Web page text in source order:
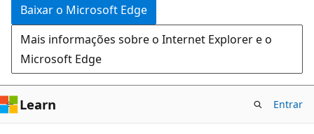
Baixar o Microsoft Edge
Mais informações sobre o Internet Explorer e o
Microsoft Edge
Learn Entrar